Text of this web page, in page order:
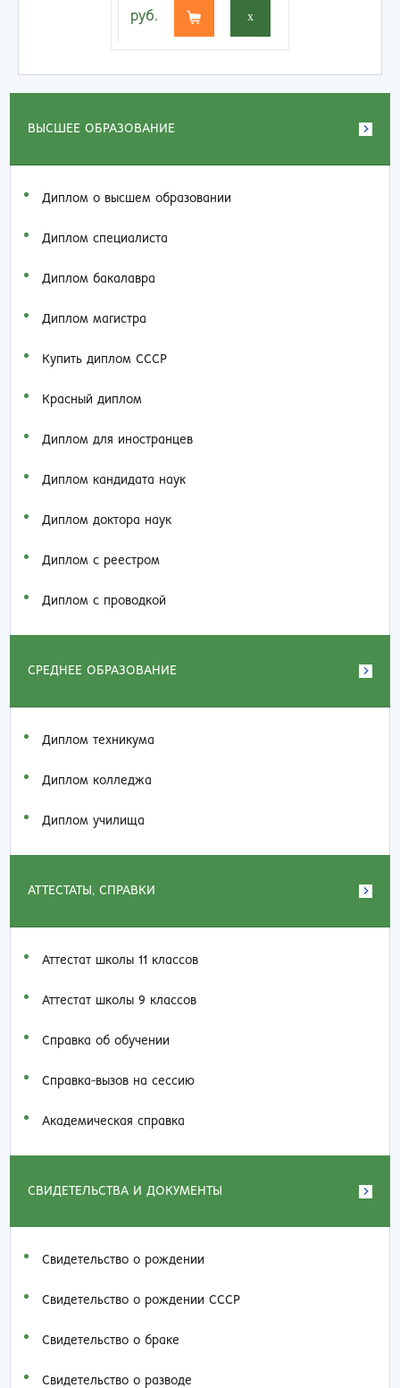
ВЫСШЕЕ ОБРАЗОВАНИЕ
Диплом о высшем образовании
Диплом специалиста
Диплом бакалавра
Диплом магистра
Купить диплом СССР
Красный диплом
Диплом для иностранцев
Диплом кандидата наук
Диплом доктора наук
Диплом с реестром
Диплом с проводкой
СРЕДНЕЕ ОБРАЗОВАНИЕ
Диплом техникума
Диплом колледжа
Диплом училища
АТТЕСТАТЫ, СПРАВКИ
Аттестат школы 11 классов
Аттестат школы 9 классов
Справка об обучении
Справка-вызов на сессию
Академическая справка
СВИДЕТЕЛЬСТВА И ДОКУМЕНТЫ
Свидетельство о рождении
Свидетельство о рождении СССР
Свидетельство о браке
Свидетельство о разводе
руб. x